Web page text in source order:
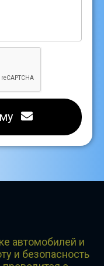
автомобилей и
и безопасность